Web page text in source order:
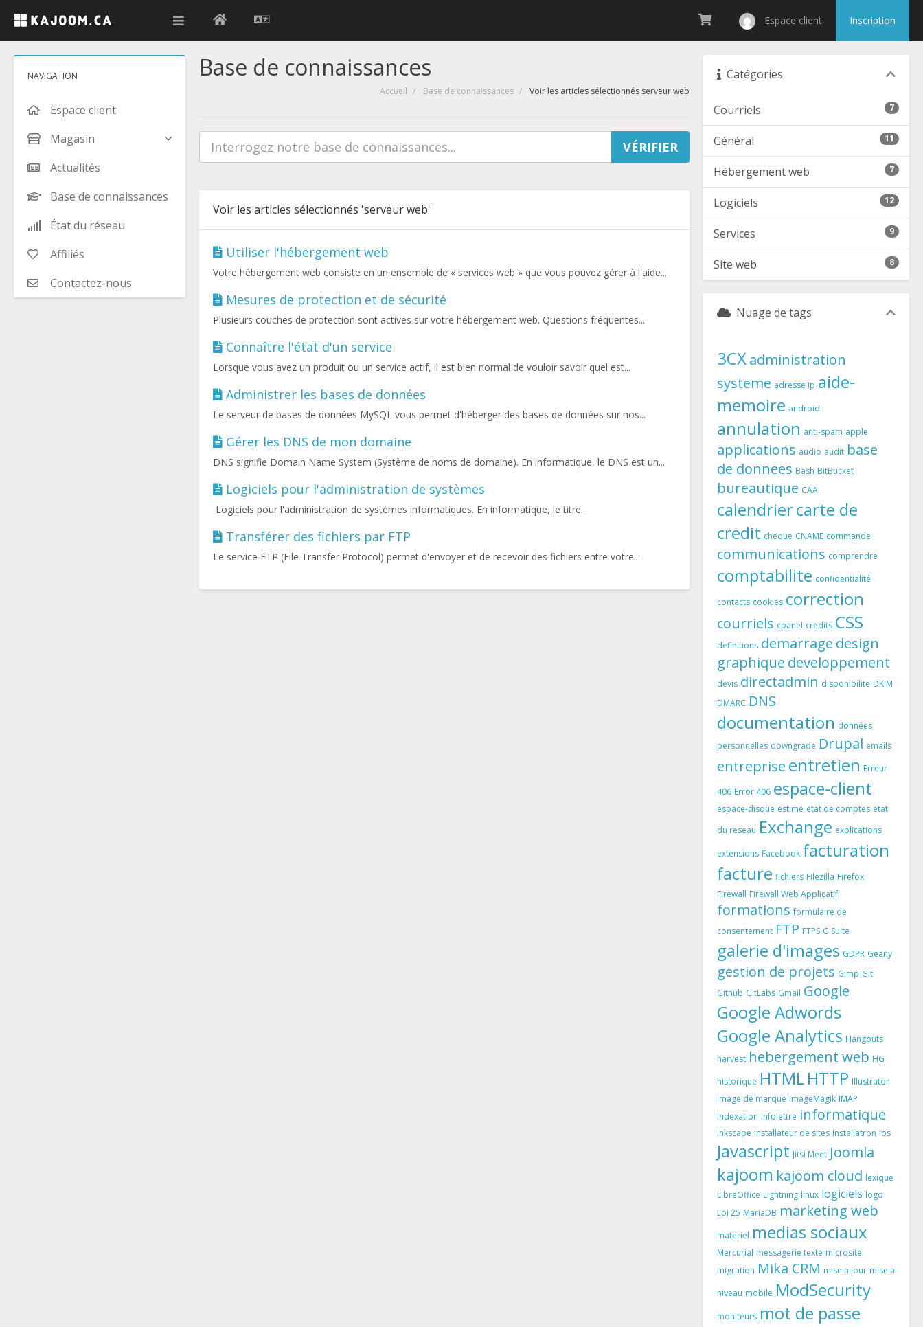
Espace client Inscription
NAVIGATION
Espace client
Magasin
Actualités
Base de connaissances
État du réseau
Affiliés
Contactez-nous
Base de connaissances
Accueil Base de connaissances Voir les articles sélectionnés serveur web
Voir les articles sélectionnés 'serveur web'
Utiliser l'hébergement web
Votre hébergement web consiste en un ensemble de « services web » que vous pouvez gérer à l'aide...
Mesures de protection et de sécurité
Plusieurs couches de protection sont actives sur votre hébergement web. Questions fréquentes...
Connaître l'état d'un service
Lorsque vous avez un produit ou un service actif, il est bien normal de vouloir savoir quel est...
Administrer les bases de données
Le serveur de bases de données MySQL vous permet d'héberger des bases de données sur nos...
Gérer les DNS de mon domaine
DNS signifie Domain Name System (Système de noms de domaine). En informatique, le DNS est un...
Logiciels pour l'administration de systèmes
Logiciels pour l'administration de systèmes informatiques. En informatique, le titre...
Transférer des fichiers par FTP
Le service FTP (File Transfer Protocol) permet d'envoyer et de recevoir des fichiers entre votre...
Catégories
7
Courriels
11
Général
7
Hébergement web
12
Logiciels
9
Services
8
Site web
Nuage de tags
3CXadministration
systeme adresse ip aide-
memoire android
annulation anti-spam apple
applications audio audit base
de donnees Bash BitBucket
bureautique CAA
calendriercarte de
credit cheque CNAME commande
communications comprendre
comptabilite confidentialité
contacts cookies correction
courriels cpanel credits CSS
definitions demarrage design
graphique developpement
devis directadmin disponibilite DKIM
DMARC DNS
documentation données
personnelles downgrade Drupal emails
entreprise entretien Erreur
406 Error 406 espace-client
espace-disque estime etat de comptes etat
du reseau Exchange explications
extensions Facebook facturation
facture fichiers Filezilla Firefox
Firewall Firewall Web Applicatif
formations formulaire de
consentement FTP FTPS G Suite
galerie d'images GDPR Geany
gestion de projets Gimp Git
Github GitLabs Gmail Google
Google Adwords
Google Analytics Hangouts
harvest hebergement web HG
historique HTMLHTTP Illustrator
image de marque ImageMagik IMAP
indexation infolettre informatique
Inkscape installateur de sites Installatron ios
Javascript Jitsi Meet Joomla
kajoom kajoom cloud lexique
LibreOffice Lightning linux logiciels logo
Loi 25 MariaDB marketing web
materiel medias sociaux
Mercurial messagerie texte microsite
migration Mika CRM mise a jour mise a
niveau mobile ModSecurity
moniteurs mot de passe